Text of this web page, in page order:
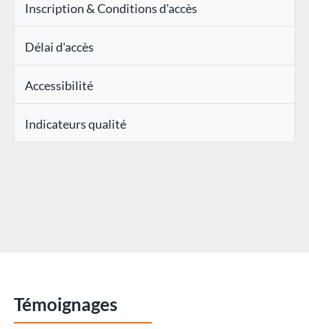
Inscription & Conditions d'accès
Délai d'accès
Accessibilité
Indicateurs qualité
Témoignages